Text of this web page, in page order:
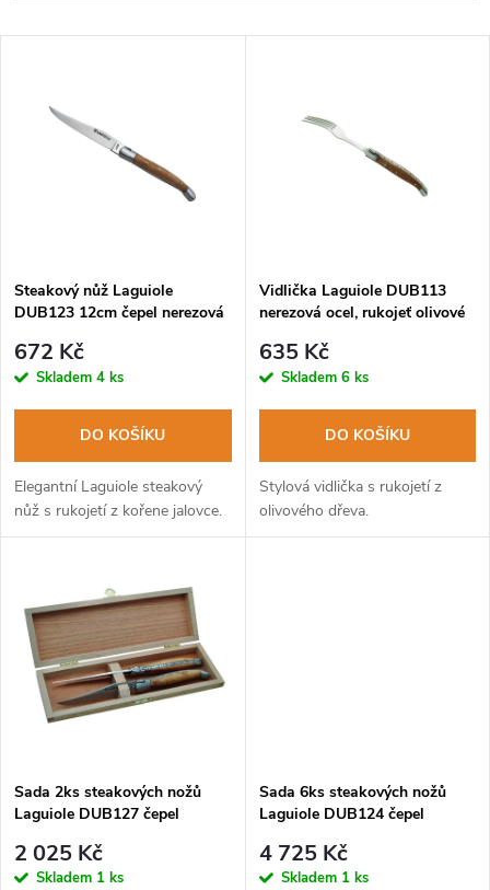
a
p
r
o
d
u
t
ů
Abecedně
s
p
r
d
u
k
Steakový nůž Laguiole
DUB123 12cm čepel nerezová
672 Kč
Skladem 4 ks
DO KOŠÍKU
Elegantní Laguiole steakový
nůž s rukojetí z kořene jalovce.
Vidlička Laguiole DUB113
nerezová ocel, rukojeť olivové
635 Kč
Skladem 6 ks
DO KOŠÍKU
Stylová vidlička s rukojetí z
olivového dřeva.
Sada 2ks steakových nožů
Laguiole DUB127 čepel
jalovcové dřevo
2 025 Kč
Skladem 1 ks
Sada 6ks steakových nožů
Laguiole DUB124 čepel
jalovcové dřevo
4 725 Kč
Skladem 1 ks